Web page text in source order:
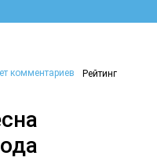
комментариев Рейтинг